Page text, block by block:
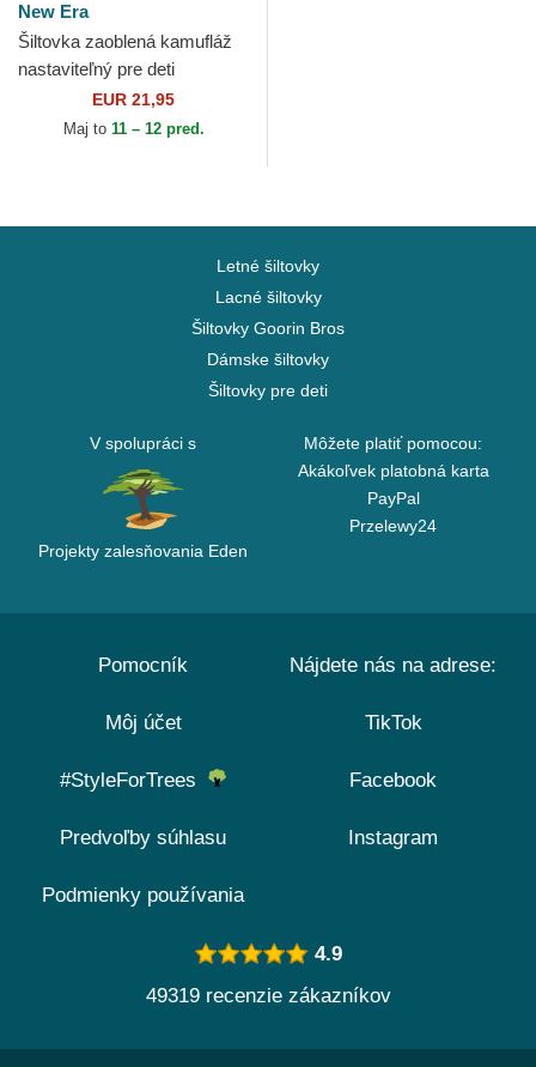
New Era
Šiltovka zaoblená kamufláž
nastaviteľný pre deti
9FORTY League Essential
New York Yankees MLB
EUR 21,95
Maj to 11 – 12 pred.
Letné šiltovky
Lacné šiltovky
Šiltovky Goorin Bros
Dámske šiltovky
Šiltovky pre deti
V spolupráci s
Projekty zalesňovania Eden
Môžete platiť pomocou:
Akákoľvek platobná karta
PayPal
Przelewy24
Pomocník
Môj účet
#StyleForTrees
Predvoľby súhlasu
Podmienky používania
Nájdete nás na adrese:
TikTok
Facebook
Instagram
4.9
49319 recenzie zákazníkov